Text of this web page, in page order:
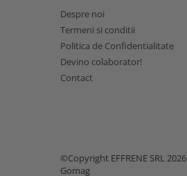
Despre noi
Termeni si conditii
Politica de Confidentialitate
Devino colaborator!
Contact
©Copyright EFFRENE SRL 2026
Gomag